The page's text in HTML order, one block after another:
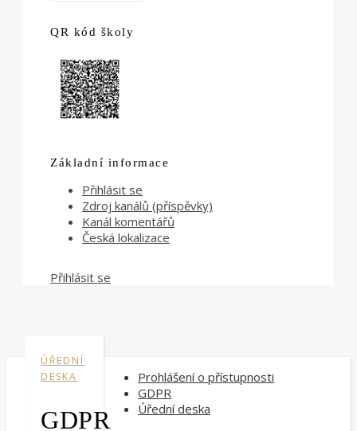
QR kód školy
Základní informace
Přihlásit se
Zdroj kanálů (příspěvky)
Kanál komentářů
Česká lokalizace
Přihlásit se
ÚŘEDNÍ
DESKA
GDPR
Prohlášení o přístupnosti
GDPR
Úřední deska